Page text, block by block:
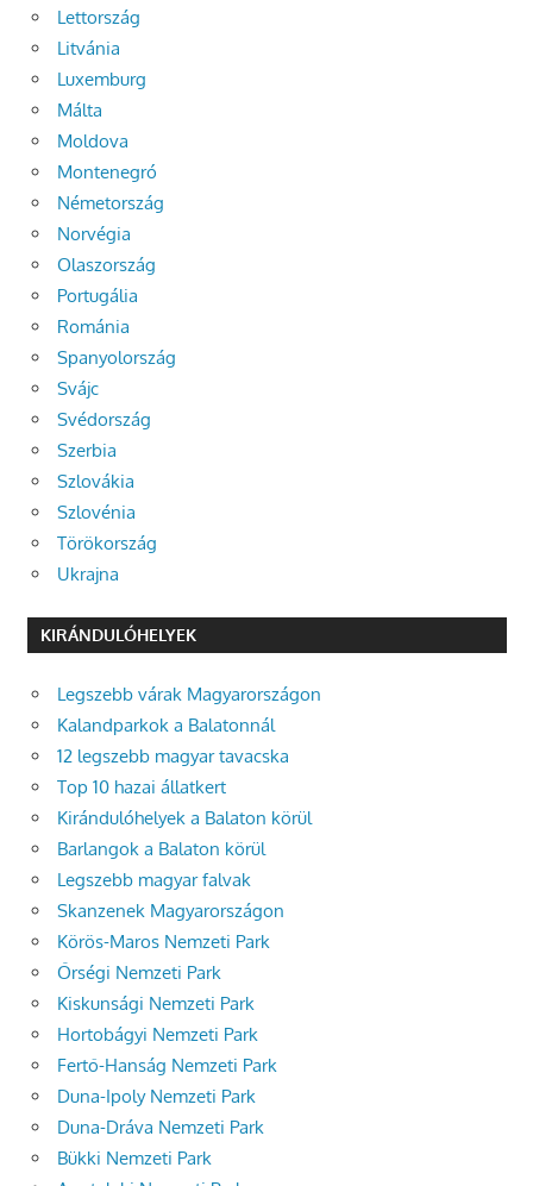
Lettország
Litvánia
Luxemburg
Málta
Moldova
Montenegró
Németország
Norvégia
Olaszország
Portugália
Románia
Spanyolország
Svájc
Svédország
Szerbia
Szlovákia
Szlovénia
Törökország
Ukrajna
KIRÁNDULÓHELYEK
Legszebb várak Magyarországon
Kalandparkok a Balatonnál
12 legszebb magyar tavacska
Top 10 hazai állatkert
Kirándulóhelyek a Balaton körül
Barlangok a Balaton körül
Legszebb magyar falvak
Skanzenek Magyarországon
Körös-Maros Nemzeti Park
Őrségi Nemzeti Park
Kiskunsági Nemzeti Park
Hortobágyi Nemzeti Park
Fertő-Hanság Nemzeti Park
Duna-Ipoly Nemzeti Park
Duna-Dráva Nemzeti Park
Bükki Nemzeti Park